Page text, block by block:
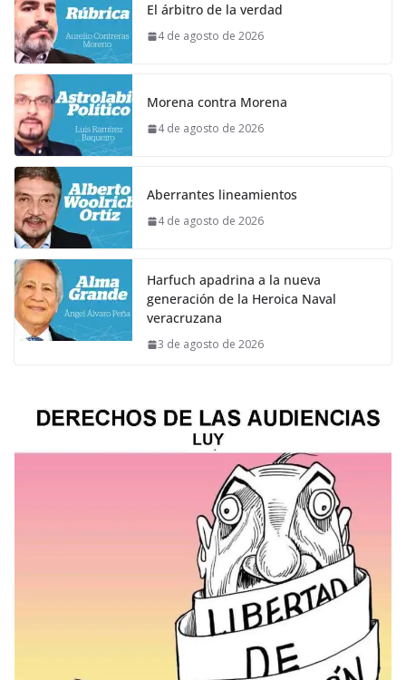
El árbitro de la verdad
4 de agosto de 2026
Morena contra Morena
4 de agosto de 2026
Aberrantes lineamientos
4 de agosto de 2026
Harfuch apadrina a la nueva
generación de la Heroica Naval
veracruzana
3 de agosto de 2026